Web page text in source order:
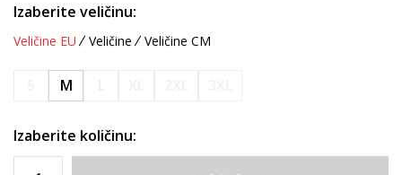
Izaberite veličinu:
Veličine EU Veličine Veličine CM
M
Izaberite količinu: